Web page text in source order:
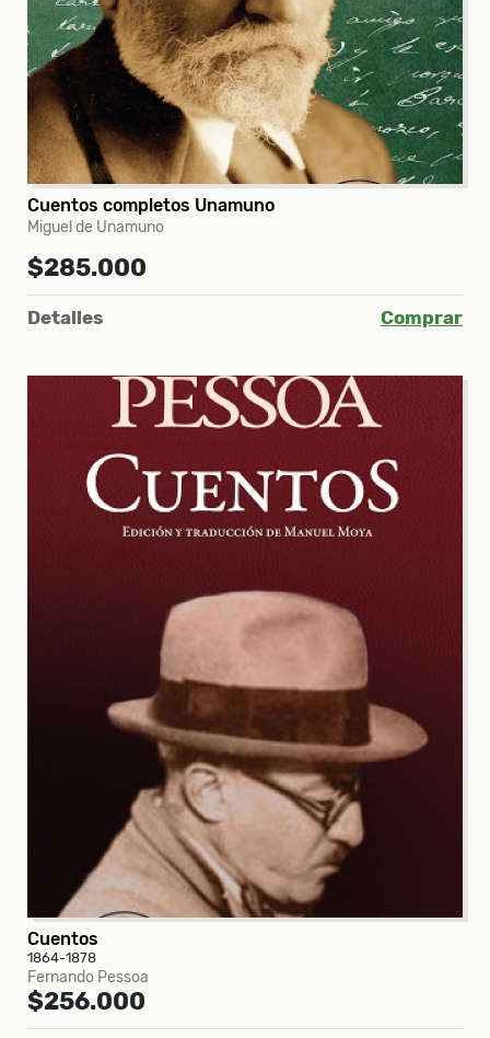
Cuentos completos Unamuno
Miguel de Unamuno
$285.000
Detalles Comprar
Cuentos
1864-1878
Fernando Pessoa
$256.000